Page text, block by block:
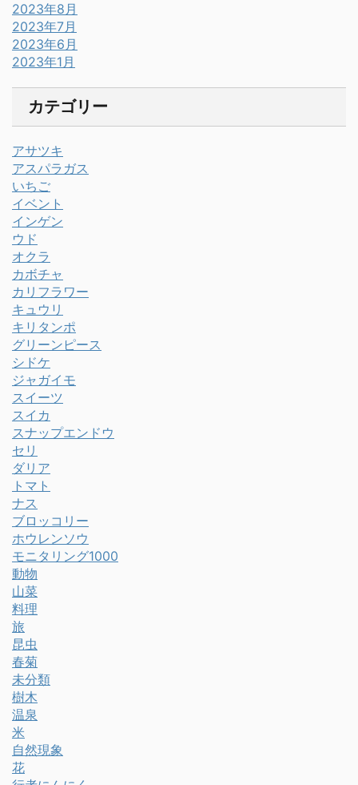
2023年8月
2023年7月
2023年6月
2023年1月
カテゴリー
アサツキ
アスパラガス
いちご
イベント
インゲン
ウド
オクラ
カボチャ
カリフラワー
キュウリ
キリタンポ
グリーンピース
シドケ
ジャガイモ
スイーツ
スイカ
スナップエンドウ
セリ
ダリア
トマト
ナス
ブロッコリー
ホウレンソウ
モニタリング1000
動物
山菜
料理
旅
昆虫
春菊
未分類
樹木
温泉
米
自然現象
花